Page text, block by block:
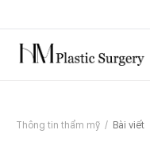
Thông tin thẩm mỹ / Bài viết